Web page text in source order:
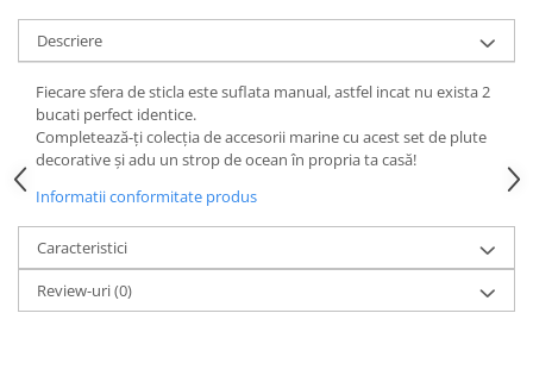
Descriere
Fiecare sfera de sticla este suflata manual, astfel incat nu exista 2
bucati perfect identice.
Completează-ți colecția de accesorii marine cu acest set de plute
decorative și adu un strop de ocean în propria ta casă!
Informatii conformitate produs
Caracteristici
Review-uri(0)